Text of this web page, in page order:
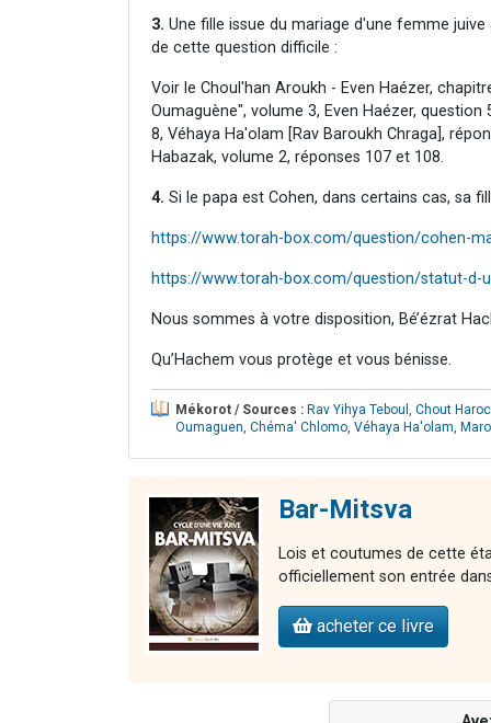
3. Une fille issue du mariage d'une femme
de cette question difficile :
Voir le Choul'han Aroukh - Even Haézer,
Oumaguène", volume 3, Even Haézer,
8, Véhaya Ha'olam [Rav Baroukh Chraga],
Habazak, volume 2, réponses 107 et 108.
4. Si le papa est Cohen, dans certains cas, sa
https://www.torah-box.com/question/cohen-
https://www.torah-box.com/question/statut-d-
Nous sommes à votre disposition, Bé’ézrat
Qu’Hachem vous protège et vous bénisse.
Mékorot / Sources : Rav Yihya Teboul
Chout
Oumaguen Chéma' Chlomo Véhaya Ha'olam
Bar-Mitsva
Lois et coutumes de cette
officiellement son entrée
acheter ce livre